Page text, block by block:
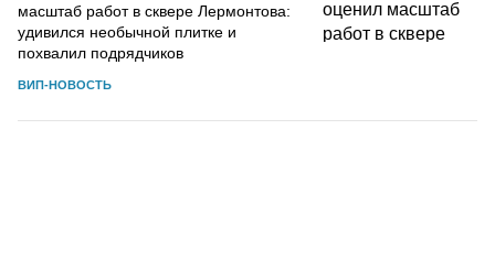
масштаб работ в сквере Лермонтова:
удивился необычной плитке и
похвалил подрядчиков
ВИП-НОВОСТЬ